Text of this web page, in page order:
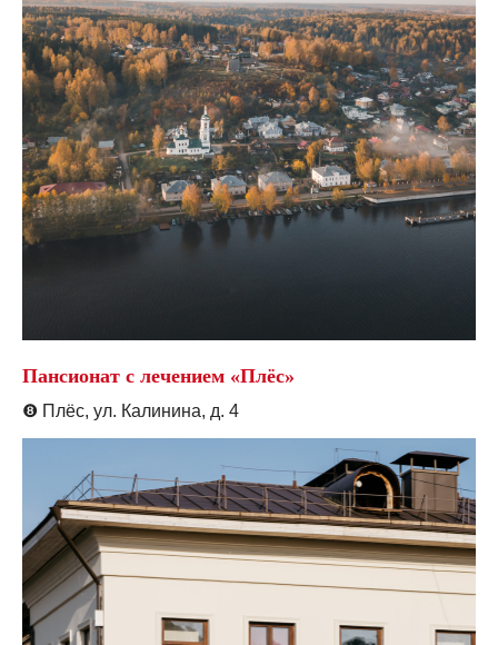
Пансионат с лечением «Плёс»
❽ Плёс, ул. Калинина, д. 4